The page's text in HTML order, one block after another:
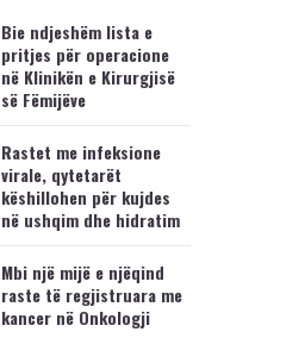
Bie ndjeshëm lista e
pritjes për operacione
në Klinikën e Kirurgjisë
së Fëmijëve
Rastet me infeksione
virale, qytetarët
këshillohen për kujdes
në ushqim dhe hidratim
Mbi një mijë e njëqind
raste të regjistruara me
kancer në Onkologji